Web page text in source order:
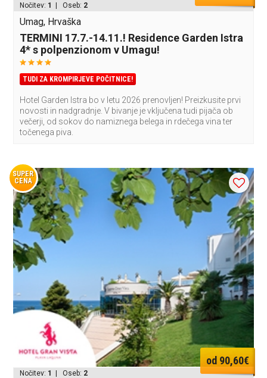
Nočitev: 1 | Oseb: 2
Umag, Hrvaška
TERMINI 17.7.-14.11.! Residence Garden Istra
4* s polpenzionom v Umagu!
TUDI ZA KROMPIRJEVE POČITNICE!
Hotel Garden Istra bo v letu 2026 prenovljen! Preizkusite prvi
novosti in nadgradnje. V bivanje je vključena tudi pijača ob
večerji, od sokov do namiznega belega in rdečega vina ter
točenega piva.
SUPER
CENA
od 90,60€
Nočitev: 1 | Oseb: 2